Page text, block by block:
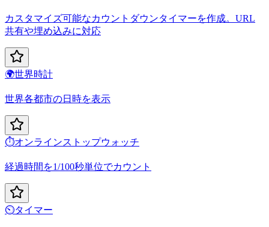
カスタマイズ可能なカウントダウンタイマーを作成。URL
共有や埋め込みに対応
🌍世界時計
世界各都市の日時を表示
⏱️オンラインストップウォッチ
経過時間を1/100秒単位でカウント
⏲️タイマー